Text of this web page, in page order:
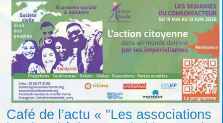
Café de l’actu « "Les associations